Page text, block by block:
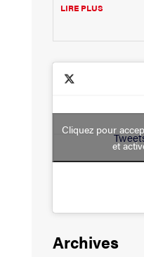
LIRE PLUS
Cliquez pour
et
Archives